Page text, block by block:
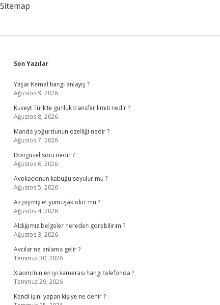
Sitemap
Sidebar
Son Yazılar
Yaşar Kemal hangi anlayış ?
Ağustos 9, 2026
Kuveyt Türk’te günlük transfer limiti nedir ?
Ağustos 8, 2026
Manda yoğurdunun özelliği nedir ?
Ağustos 7, 2026
Döngüsel soru nedir ?
Ağustos 6, 2026
Avokadonun kabuğu soyulur mu ?
Ağustos 5, 2026
Az pişmiş et yumuşak olur mu ?
Ağustos 4, 2026
Aldığımız belgeler nereden görebilirim ?
Ağustos 3, 2026
Avcılar ne anlama gelir ?
Temmuz 30, 2026
Xiaomi’nin en iyi kamerası hangi telefonda ?
Temmuz 29, 2026
Kendi işini yapan kişiye ne denir ?